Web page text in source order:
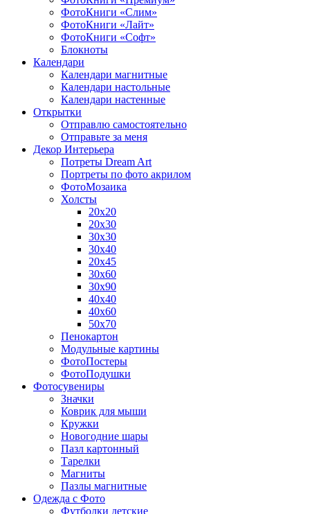
ФотоКниги «Слим»
ФотоКниги «Лайт»
ФотоКниги «Софт»
Блокноты
Календари
Календари магнитные
Календари настольные
Календари настенные
Открытки
Отправлю самостоятельно
Отправьте за меня
Декор Интерьера
Потреты Dream Art
Портреты по фото акрилом
ФотоМозаика
Холсты
20х20
20х30
30х30
30х40
20х45
30х60
30х90
40х40
40х60
50х70
Пенокартон
Модульные картины
ФотоПостеры
ФотоПодушки
Фотоcувениры
Значки
Коврик для мыши
Кружки
Новогодние шары
Пазл картонный
Тарелки
Магниты
Пазлы магнитные
Одежда с Фото
Футболки детские